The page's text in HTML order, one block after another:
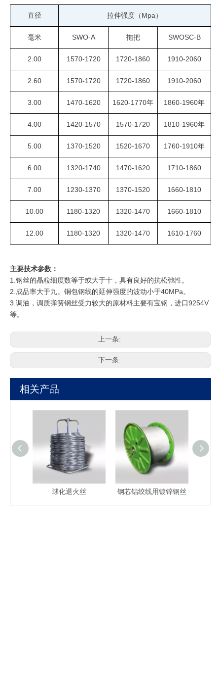
直径 拉伸强度（Mpa）
毫米 SWO-A 拖把 SWOSC-B
2.00 1570-1720 1720-1860 1910-2060
2.60 1570-1720 1720-1860 1910-2060
3.00 1470-1620 1620-1770年 1860-1960年
4.00 1420-1570 1570-1720 1810-1960年
5.00 1370-1520 1520-1670 1760-1910年
6.00 1320-1740 1470-1620 1710-1860
7.00 1230-1370 1370-1520 1660-1810
10.00 1180-1320 1320-1470 1660-1810
12.00 1180-1320 1320-1470 1610-1760
主要技术参数：
1.钢丝的晶粒细度数等于或大于十，具有良好的抗松弛性。
2.成品率大于九。铜包钢线的延伸强度的波动小于40MPa。
3.调油，调质弹簧钢丝受力较大的原材料主要有宝钢，进口9254V
等。
上一条:
下一条:
相关产品
球化退火丝 钢芯铝绞线用镀锌钢丝